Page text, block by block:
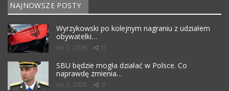
NAJNOWSZE POSTY
Wyrzykowski po kolejnym nagraniu z udziałem
obywatelki…
sie 1, 2026 0
SBU będzie mogła działać w Polsce. Co
naprawdę zmienia…
sie 1, 2026 0